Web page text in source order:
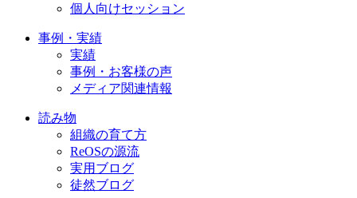
個人向けセッション
事例・実績
実績
事例・お客様の声
メディア関連情報
読み物
組織の育て方
ReOSの源流
実用ブログ
徒然ブログ